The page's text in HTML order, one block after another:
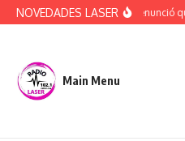
Saltar al contenido
NOVEDADES LASERRucci denunció
Main Menu